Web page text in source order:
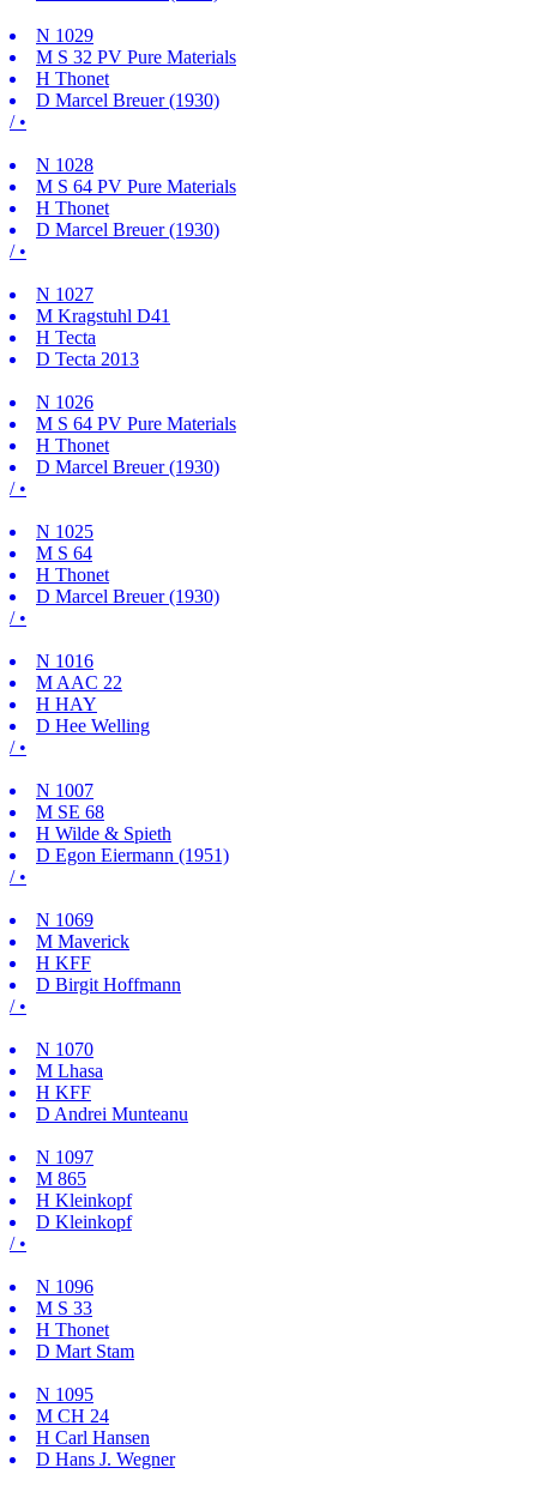
N 1029
M S 32 PV Pure Materials
H Thonet
D Marcel Breuer (1930)
/ •
N 1028
M S 64 PV Pure Materials
H Thonet
D Marcel Breuer (1930)
/ •
N 1027
M Kragstuhl D41
H Tecta
D Tecta 2013
N 1026
M S 64 PV Pure Materials
H Thonet
D Marcel Breuer (1930)
/ •
N 1025
M S 64
H Thonet
D Marcel Breuer (1930)
/ •
N 1016
M AAC 22
H HAY
D Hee Welling
/ •
N 1007
M SE 68
H Wilde & Spieth
D Egon Eiermann (1951)
/ •
N 1069
M Maverick
H KFF
D Birgit Hoffmann
/ •
N 1070
M Lhasa
H KFF
D Andrei Munteanu
N 1097
M 865
H Kleinkopf
D Kleinkopf
/ •
N 1096
M S 33
H Thonet
D Mart Stam
N 1095
M CH 24
H Carl Hansen
D Hans J. Wegner